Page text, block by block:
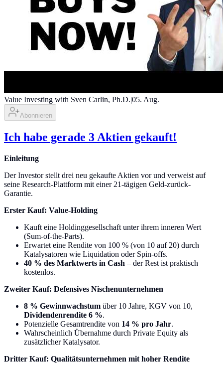
Value Investing with Sven Carlin, Ph.D.|05. Aug.
Abonnieren
Ich habe gerade 3 Aktien gekauft!
Einleitung
Der Investor stellt drei neu gekaufte Aktien vor und verweist auf
seine Research-Plattform mit einer 21-tägigen Geld-zurück-
Garantie.
Erster Kauf: Value-Holding
Kauft eine Holdinggesellschaft unter ihrem inneren Wert
(Sum-of-the-Parts).
Erwartet eine Rendite von 100 % (von 10 auf 20) durch
Katalysatoren wie Liquidation oder Spin-offs.
40 % des Marktwerts in Cash – der Rest ist praktisch
kostenlos.
Zweiter Kauf: Defensives Nischenunternehmen
8 % Gewinnwachstum über 10 Jahre, KGV von 10,
Dividendenrendite 6 %.
Potenzielle Gesamtrendite von 14 % pro Jahr.
Wahrscheinlich Übernahme durch Private Equity als
zusätzlicher Katalysator.
Dritter Kauf: Qualitätsunternehmen mit hoher Rendite